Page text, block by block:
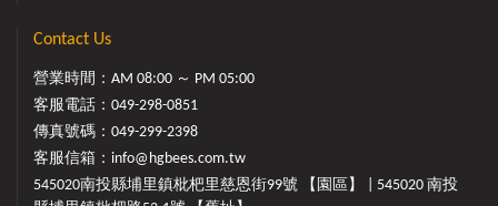
Contact Us
營業時間：AM 08:00 ～ PM 05:00
客服電話： 049-298-0851
傳真號碼：049-299-2398
客服信箱： info@hgbees.com.tw
545020南投縣埔里鎮枇杷里慈恩街99號 【園區】 | 545020 南投